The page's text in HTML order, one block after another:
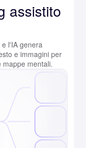
assistito
l'IA genera
e immagini per
mentali.